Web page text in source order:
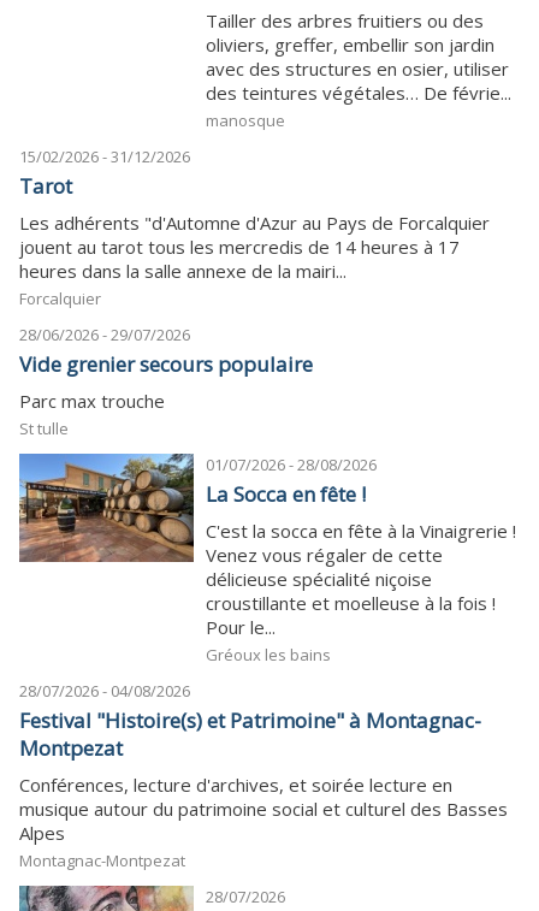
Tailler des arbres fruitiers ou des
oliviers, greffer, embellir son jardin
avec des structures en osier, utiliser
des teintures végétales… De févrie...
manosque
15/02/2026 - 31/12/2026
Tarot
Les adhérents "d'Automne d'Azur au Pays de Forcalquier
jouent au tarot tous les mercredis de 14 heures à 17
heures dans la salle annexe de la mairi...
Forcalquier
28/06/2026 - 29/07/2026
Vide grenier secours populaire
Parc max trouche
St tulle
01/07/2026 - 28/08/2026
La Socca en fête !
C'est la socca en fête à la Vinaigrerie !
Venez vous régaler de cette
délicieuse spécialité niçoise
croustillante et moelleuse à la fois !
Pour le...
Gréoux les bains
28/07/2026 - 04/08/2026
Festival "Histoire(s) et Patrimoine" à Montagnac-
Montpezat
Conférences, lecture d'archives, et soirée lecture en
musique autour du patrimoine social et culturel des Basses
Alpes
Montagnac-Montpezat
28/07/2026